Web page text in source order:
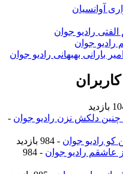
آوانسیان
رادیو جوان
رادیو جوان
بارانی بهبهانی رادیو جوان
چنین دلکش نزن رادیو جوان -
کو رادیو جوان - 984 بازدید
عاشقم رادیو جوان
- 984